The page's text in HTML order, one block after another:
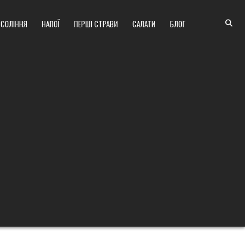
НАПОЇ ПЕРШІ СТРАВИ САЛАТИ БЛОГ